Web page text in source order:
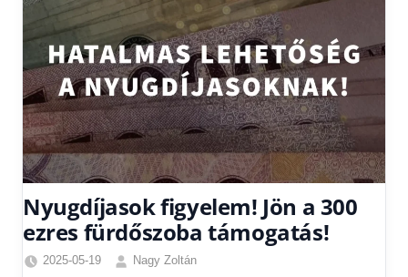
Nyugdíjasok figyelem! Jön a 300
ezres fürdőszoba támogatás!
2025-05-19
Nagy Zoltán